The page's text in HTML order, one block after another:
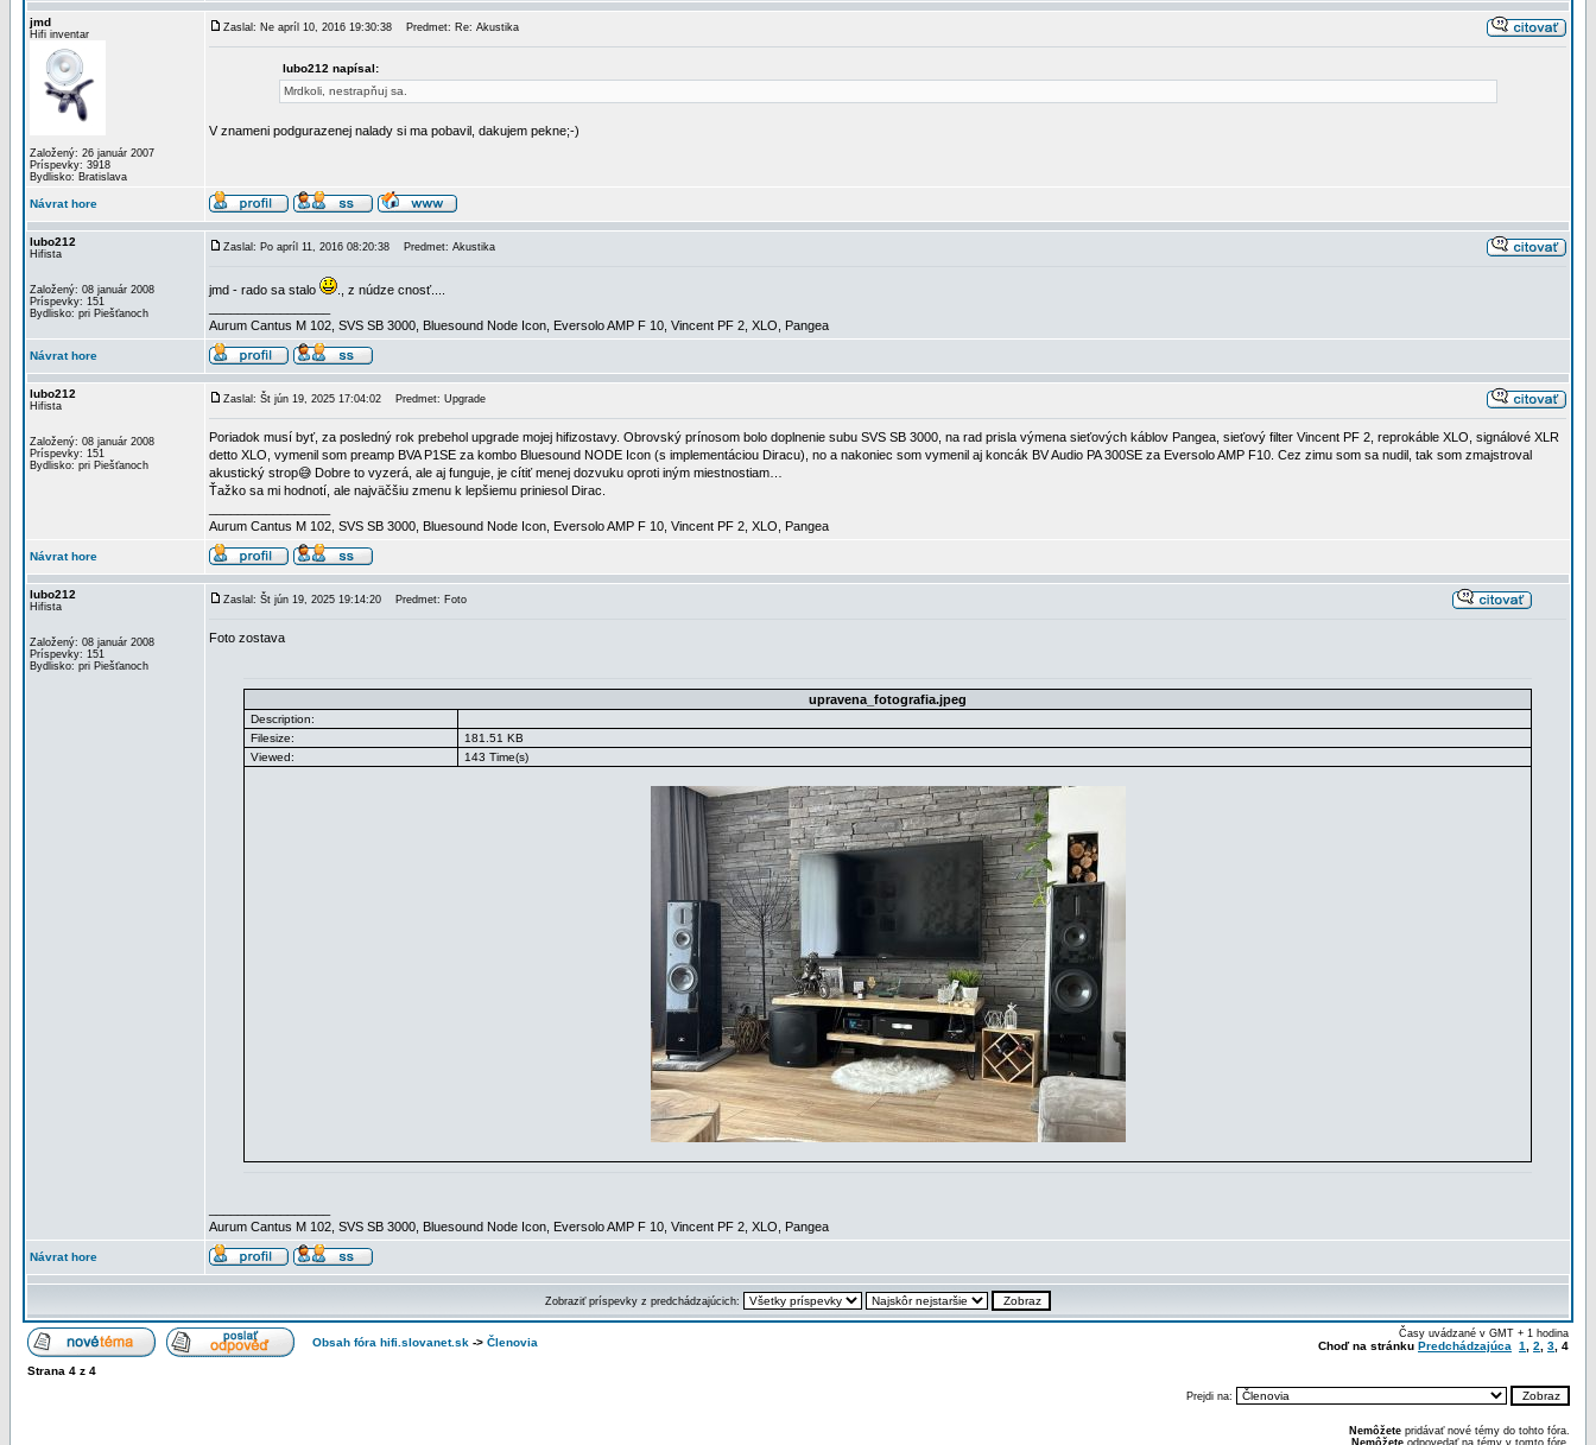
jmd
Hifi inventar
Založený: 26 január 2007
Príspevky: 3918
Bydlisko: Bratislava
Zaslal: Ne apríl 10, 2016 19:30:38 Predmet: Re: Akustika
lubo212 napísal:
Mrdkoli, nestrapňuj sa.
V znameni podgurazenej nalady si ma pobavil, dakujem pekne;-)
Návrat hore
lubo212
Hifista
Založený: 08 január 2008
Príspevky: 151
Bydlisko: pri Piešťanoch
Zaslal: Po apríl 11, 2016 08:20:38 Predmet: Akustika
jmd - rado sa stalo
., z núdze cnosť....
Aurum Cantus M 102, SVS SB 3000, Bluesound Node Icon, Eversolo AMP F 10, Vincent PF 2, XLO, Pangea
Návrat hore
lubo212
Hifista
Založený: 08 január 2008
Príspevky: 151
Bydlisko: pri Piešťanoch
Zaslal: Št jún 19, 2025 17:04:02 Predmet: Upgrade
Poriadok musí byť, za posledný rok prebehol upgrade mojej hifizostavy. Obrovský prínosom bolo doplnenie subu SVS SB 3000, na rad prisla výmena sieťových káblov Pangea, sieťový filter Vincent PF 2, reprokáble XLO, signálové XLR
detto XLO, vymenil som preamp BVA P1SE za kombo Bluesound NODE Icon (s implementáciou Diracu), no a nakoniec som vymenil aj koncák BV Audio PA 300SE za Eversolo AMP F10. Cez zimu som sa nudil, tak som zmajstroval
akustický strop😅 Dobre to vyzerá, ale aj funguje, je cítiť menej dozvuku oproti iným miestnostiam…
Ťažko sa mi hodnotí, ale najväčšiu zmenu k lepšiemu priniesol Dirac.
Aurum Cantus M 102, SVS SB 3000, Bluesound Node Icon, Eversolo AMP F 10, Vincent PF 2, XLO, Pangea
Návrat hore
lubo212
Hifista
Založený: 08 január 2008
Príspevky: 151
Bydlisko: pri Piešťanoch
Zaslal: Št jún 19, 2025 19:14:20 Predmet: Foto
Foto zostava
upravena_fotografia.jpeg
Description:
Filesize:
181.51 KB
Viewed:
143 Time(s)
Aurum Cantus M 102, SVS SB 3000, Bluesound Node Icon, Eversolo AMP F 10, Vincent PF 2, XLO, Pangea
Návrat hore
Zobraziť príspevky z predchádzajúcich:
Obsah fóra hifi.slovanet.sk -> Členovia
Časy uvádzané v GMT + 1 hodina
Choď na stránku Predchádzajúca 1 2 3 4
Strana 4 z 4
Prejdi na:
Nemôžete pridávať nové témy do tohto fóra.
Nemôžete odpovedať na témy v tomto fóre.